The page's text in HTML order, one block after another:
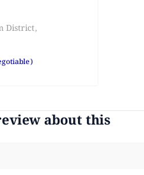
District,
about this